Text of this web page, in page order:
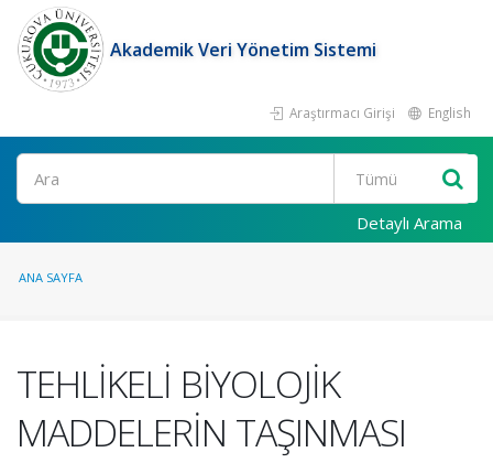
Akademik Veri Yönetim Sistemi
Araştırmacı Girişi English
Ara
Detaylı Arama
ANA SAYFA
TEHLİKELİ BİYOLOJİK
MADDELERİN TAŞINMASI